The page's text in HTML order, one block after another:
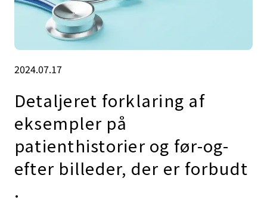
2024.07.17
Detaljeret forklaring af
eksempler på
patienthistorier og før-og-
efter billeder, der er forbudt
.